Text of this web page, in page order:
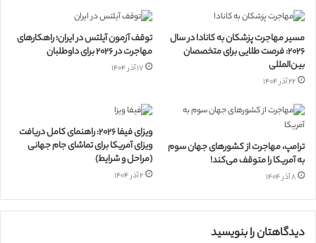
مسیر مهاجرت پزشکان به کانادا در سال
۲۰۲۶: فرصت طلایی برای متخصصان
بین‌المللی
۲۲ آذر ۱۴۰۴
توقف آزمون آیلتس در ایران؛ راهکارهای
مهاجرت در ۲۰۲۶ برای داوطلبان
۱۷ آذر ۱۴۰۴
ترامپ، مهاجرت از کشورهای جهان سوم
به آمریکا را متوقف می‌کند!
۸ آذر ۱۴۰۴
ویزای فیفا ۲۰۲۶: راهنمای کامل دریافت
ویزای آمریکا برای تماشای جام جهانی
(مراحل و شرایط)
۲ آذر ۱۴۰۴
دیدگاهتان را بنویسید